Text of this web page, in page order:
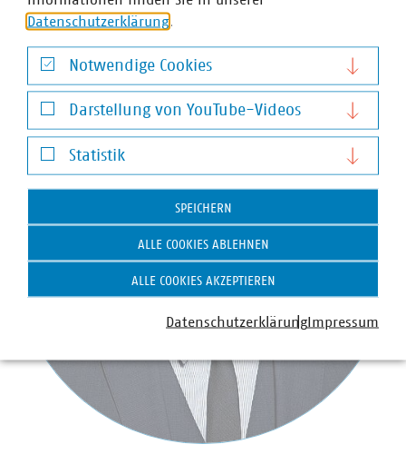
Ansprechpartner
Datenschutzerklärung
Notwendige Cookies
Notwendige Cookies
Darstellung von YouTube-Videos
Darstellung von YouTube-Videos
Statistik
Statistik
SPEICHERN
ALLE COOKIES ABLEHNEN
ALLE COOKIES AKZEPTIEREN
DatenschutzerklärungImpressum